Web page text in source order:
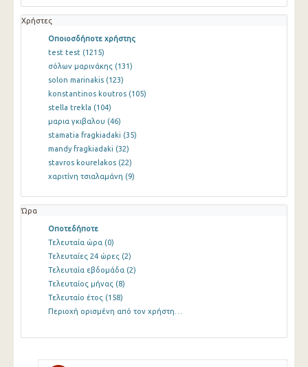
Χρήστες
Οποιοσδήποτε χρήστης
test test (1215)
σόλων μαρινάκης (131)
solon marinakis (123)
konstantinos koutros (105)
stella trekla (104)
μαρια γκιβαλου (46)
stamatia fragkiadaki (35)
mandy fragkiadaki (32)
stavros kourelakos (22)
χαριτίνη τσιαλαμάνη (9)
Ώρα
Οποτεδήποτε
Τελευταία ώρα (0)
Τελευταίες 24 ώρες (2)
Τελευταία εβδομάδα (2)
Τελευταίος μήνας (8)
Τελευταίο έτος (158)
Περιοχή ορισμένη από τον χρήστη…